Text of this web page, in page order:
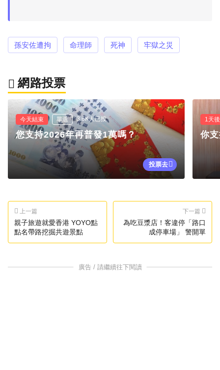
孫安佐遭拘 命理師 死神 牢獄之災
網路投票
今天結束 單選 3.6K人已投
您支持2026年再普發1萬嗎？
投票去
1天
你
上一篇
親子旅遊就愛香港 YOYO點
點名帶路挖掘共遊景點
下一篇
為吃豆漿店！客違停「路口
成停車場」 警開單
廣告 / 請繼續往下閱讀